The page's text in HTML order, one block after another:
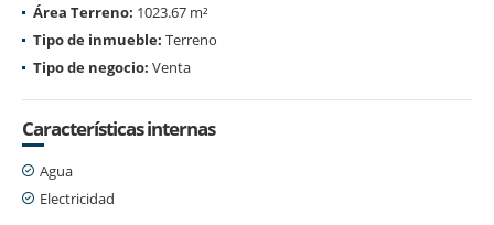
Área Terreno: 1023.67 m²
Tipo de inmueble: Terreno
Tipo de negocio: Venta
Características internas
Agua
Electricidad